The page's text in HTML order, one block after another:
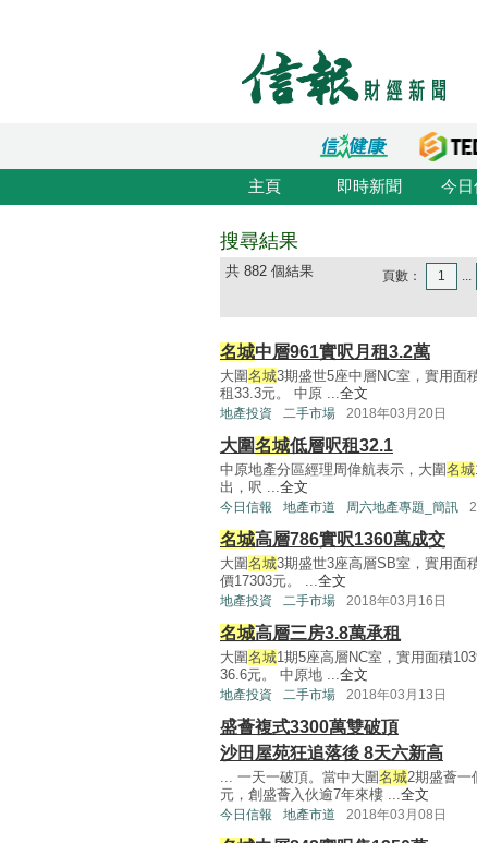
主頁 即時新聞 今日
搜尋結果
共 882 個結果 頁數： 1 ...
名城中層961實呎月租3.2萬
大圍名城3期盛世5座中層NC室，實用面
租33.3元。 中原 ...全文
地產投資 二手市場 2018年03月20日
大圍名城低層呎租32.1
中原地產分區經理周偉航表示，大圍名城
出，呎 ...全文
今日信報 地產市道 周六地產專題_簡訊
名城高層786實呎1360萬成交
大圍名城3期盛世3座高層SB室，實用面
價17303元。 ...全文
地產投資 二手市場 2018年03月16日
名城高層三房3.8萬承租
大圍名城1期5座高層NC室，實用面積
36.6元。 中原地 ...全文
地產投資 二手市場 2018年03月13日
盛薈複式3300萬雙破頂
沙田屋苑狂追落後 8天六新高
... 一天一破頂。當中大圍名城2期盛薈一
元，創盛薈入伙逾7年來樓 ...全文
今日信報 地產市道 2018年03月08日